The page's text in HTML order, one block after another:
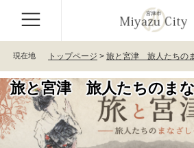
頭
で
す
。
飛
ば
し
て
本
現在地 トップページ > 旅と宮津 旅人たちの
旅と宮津 旅人たちのま